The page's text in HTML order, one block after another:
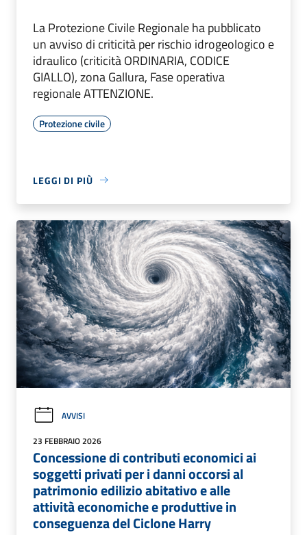
La Protezione Civile Regionale ha pubblicato
un avviso di criticità per rischio idrogeologico e
idraulico (criticità ORDINARIA, CODICE
GIALLO), zona Gallura, Fase operativa
regionale ATTENZIONE.
Protezione civile
LEGGI DI PIÙ
AVVISI
23 FEBBRAIO 2026
Concessione di contributi economici ai
soggetti privati per i danni occorsi al
patrimonio edilizio abitativo e alle
attività economiche e produttive in
conseguenza del Ciclone Harry